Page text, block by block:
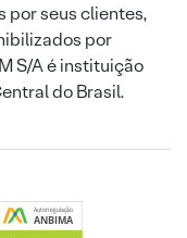
por seus clientes,
por
S/A é instituição
do Brasil.